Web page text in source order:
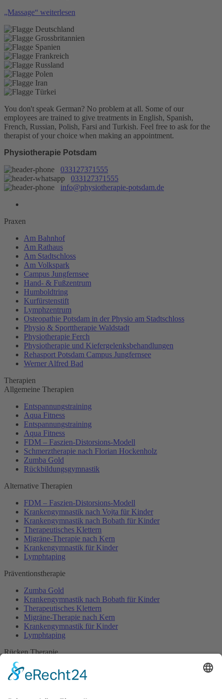
„Massage“ weiterlesen
You don't speak German? No problem at all. Some of our
employees are trained to give treatments in English, Spanish,
French, Russian, Polish, Farsi and Turkish. Feel free to ask for the
therapist of your choice when making an appointment.
Physiotherapie Potsdam
033127371555
033127371555
info@physiotherapie-potsdam.de
Praxen
Am Bahnhof
Am Rathaus
Am Stadtschloss
Am Volkspark
Campus Jungfernsee
Hand- & Fußzentrum
Humboldtring
Kurfürstenstift
Lymphzentrum
Osteopathie Potsdam in der Physio am Stadtschloss
Physio & Sporttherapie Waldstadt
Physiotherapie Ferch
Physiotherapie und Kiefergelenksbehandlungen
Rehasport Potsdam Campus Jungfernsee
Werner Alfred Bad
Therapien
Allgemeine Therapien
Entspannungstraining
Aqua Fitness
Entspannungstraining
Aqua Fitness
FDM – Faszien-Distorsions-Modell
Schmerztherapie nach Florian Hockenholz
Zumba Gold
Rückbildungsgymnastik
Alternative Therapien
FDM – Faszien-Distorsions-Modell
Krankengymnastik nach Vojta für Kinder
Krankengymnastik nach Bobath für Kinder
Therapeutisches Klettern
Migräne-Therapie nach Kern
Krankengymnastik für Kinder
Lymphtaping
Präventionstherapie
Zumba Gold
Krankengymnastik nach Bobath für Kinder
Therapeutisches Klettern
Migräne-Therapie nach Kern
Krankengymnastik für Kinder
Lymphtaping
Rücken Therapie
Therapeutisches Klettern
Entspannungstraining